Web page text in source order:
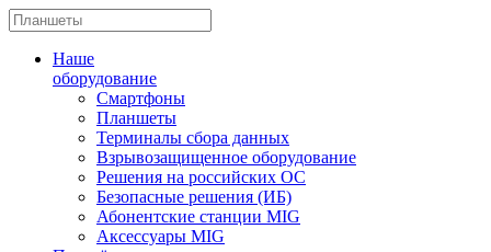
Наше
оборудование
Смартфоны
Планшеты
Терминалы сбора данных
Взрывозащищенное оборудование
Решения на российских ОС
Безопасные решения (ИБ)
Абонентские станции MIG
Аксессуары MIG